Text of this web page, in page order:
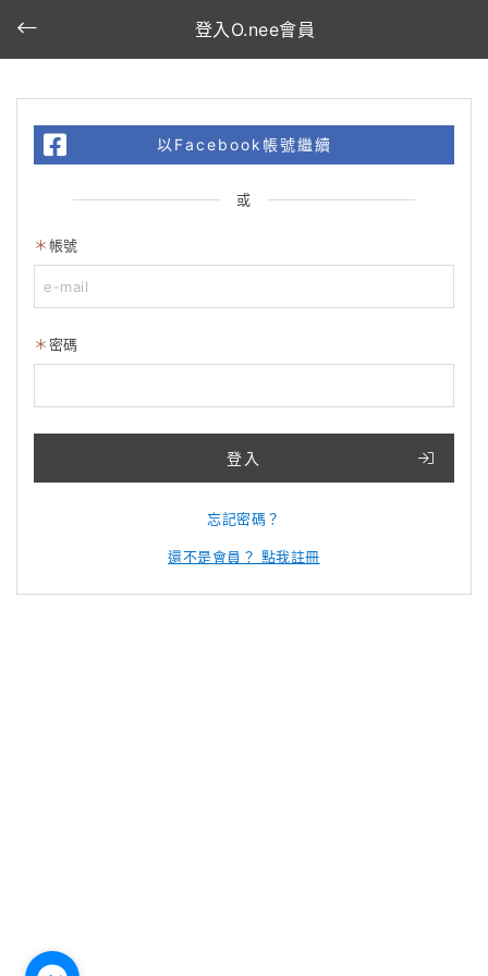
登入O.nee會員
以Facebook帳號繼續
或
帳號
密碼
登入
忘記密碼？
還不是會員？ 點我註冊